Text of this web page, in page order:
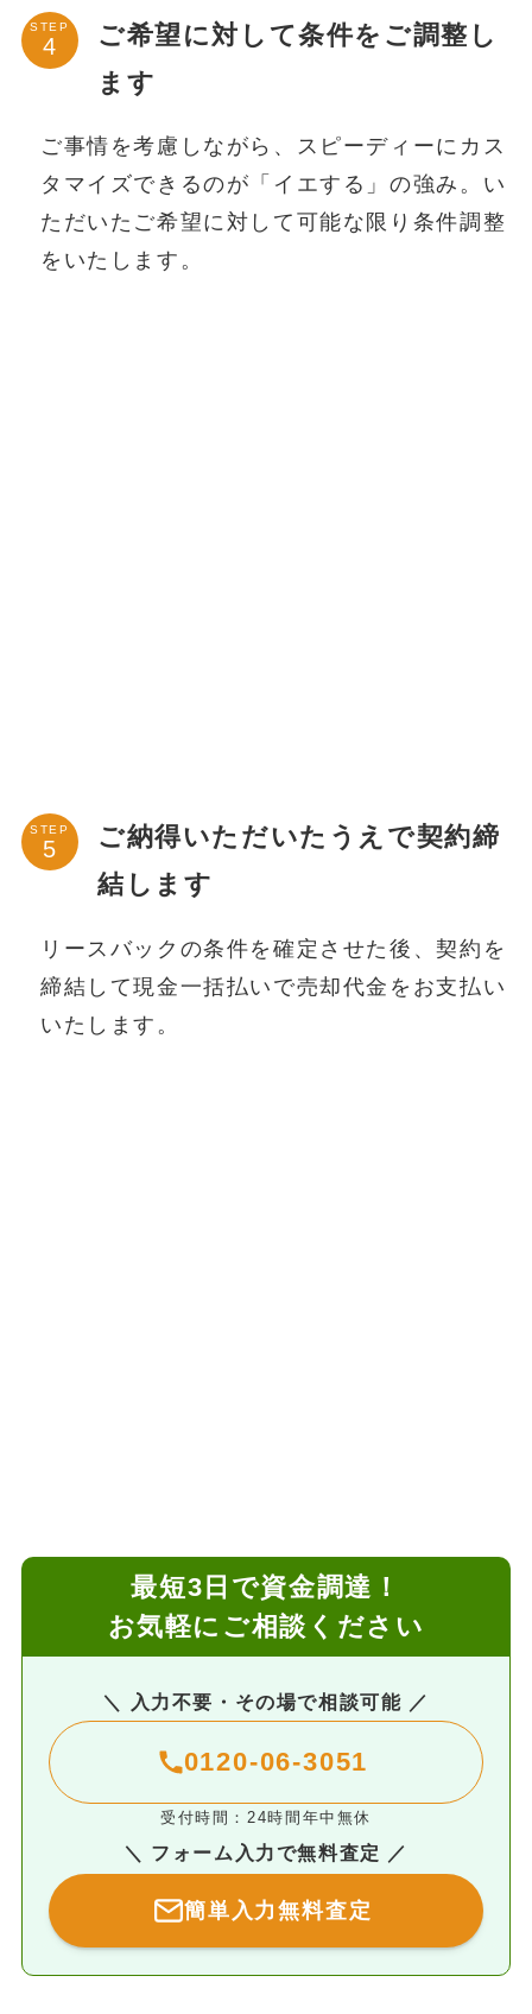
STEP
ご希望に対して条件をご調整し
ます
ご事情を考慮しながら、スピーディーにカス
タマイズできるのが「イエする」の強み。い
ただいたご希望に対して可能な限り条件調整
をいたします。
STEP
ご納得いただいたうえで契約締
結します
リースバックの条件を確定させた後、契約を
締結して現金一括払いで売却代金をお支払い
いたします。
最短3日で資金調達！
お気軽にご相談ください
＼ 入力不要・その場で相談可能 ／
0120-06-3051
受付時間：24時間年中無休
＼ フォーム入力で無料査定 ／
簡単入力無料査定